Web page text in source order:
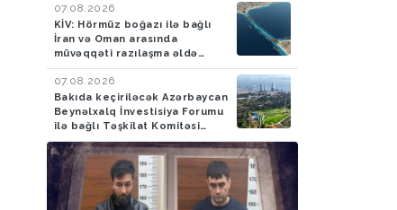
07.08.2026
KİV: Hörmüz boğazı ilə bağlı
İran və Oman arasında
müvəqqəti razılaşma əldə
olunub
07.08.2026
Bakıda keçiriləcək Azərbaycan
Beynəlxalq İnvestisiya Forumu
ilə bağlı Təşkilat Komitəsi
yaradılıb